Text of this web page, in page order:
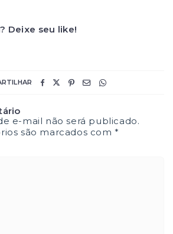
Deixe seu like!
e-mail não será publicado.
são marcados com*